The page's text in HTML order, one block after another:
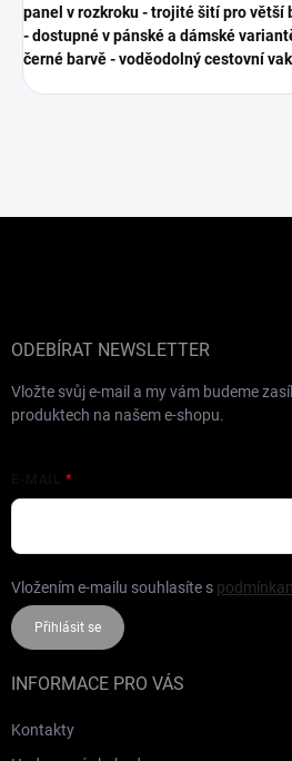
panel v rozkroku - trojité šití pro větší
- dostupné v pánské a dámské
černé barvě - voděodolný cestovní
ODEBÍRAT NEWSLETTER
Vložte svůj e-mail a my vám budeme
produktech na našem e-shopu.
Vložením e-mailu souhlasíte s
Přihlásit se
INFORMACE PRO VÁS
Kontakty